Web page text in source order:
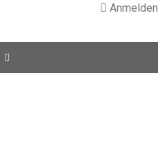
Anmelden